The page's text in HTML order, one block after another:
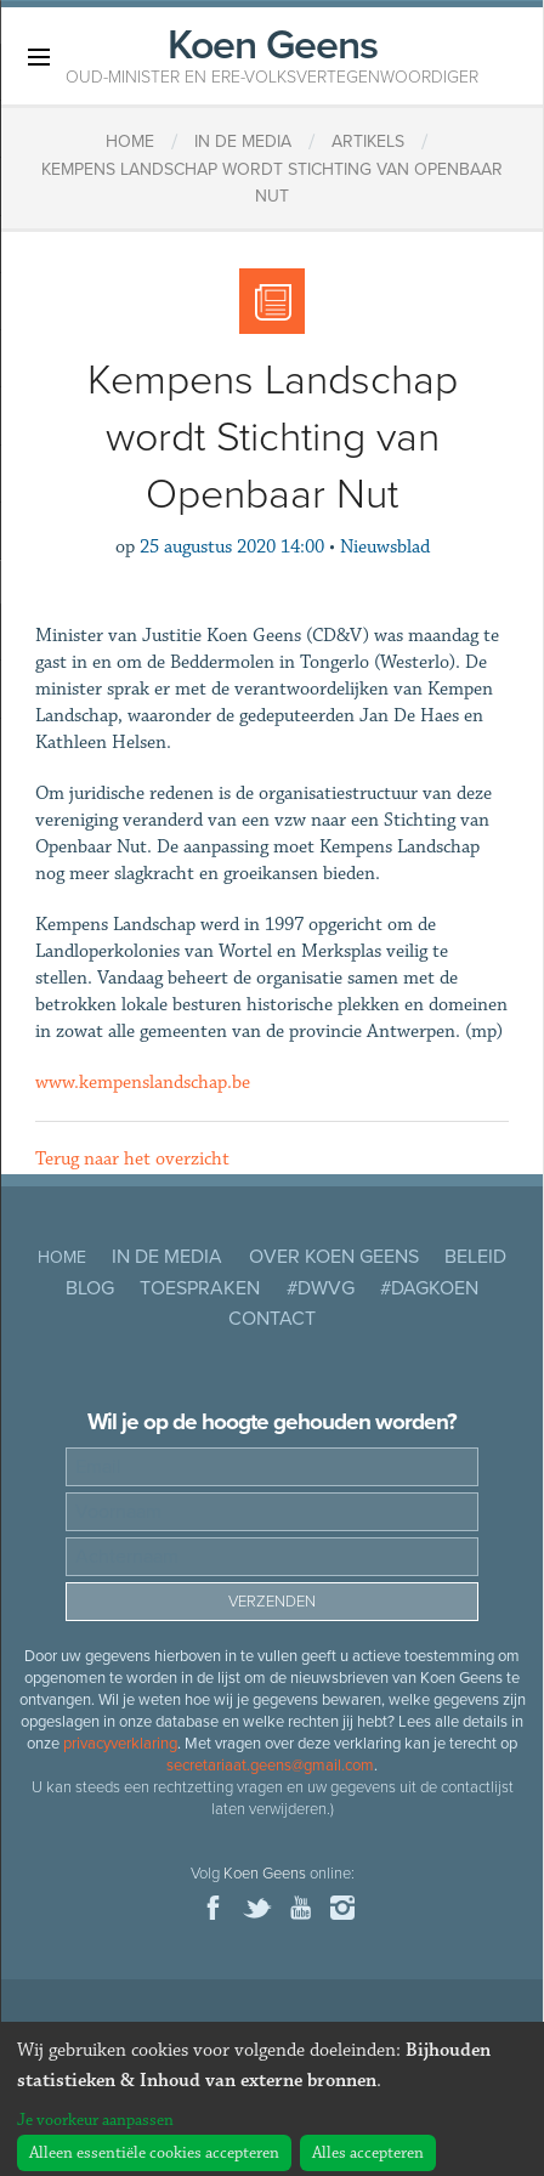
Koen Geens
OUD-MINISTER EN ERE-VOLKSVERTEGENWOORDIGER
HOME / IN DE MEDIA / ARTIKELS /
KEMPENS LANDSCHAP WORDT STICHTING VAN OPENBAAR
NUT
Kempens Landschap
wordt Stichting van
Openbaar Nut
op 25 augustus 2020 14:00 • Nieuwsblad
Minister van Justitie Koen Geens (CD&V) was maandag te
gast in en om de Beddermolen in Tongerlo (Westerlo). De
minister sprak er met de verantwoordelijken van Kempen
Landschap, waaronder de gedeputeerden Jan De Haes en
Kathleen Helsen.
Om juridische redenen is de organisatiestructuur van deze
vereniging veranderd van een vzw naar een Stichting van
Openbaar Nut. De aanpassing moet Kempens Landschap
nog meer slagkracht en groeikansen bieden.
Kempens Landschap werd in 1997 opgericht om de
Landloperkolonies van Wortel en Merksplas veilig te
stellen. Vandaag beheert de organisatie samen met de
betrokken lokale besturen historische plekken en domeinen
in zowat alle gemeenten van de provincie Antwerpen. (mp)
www.kempenslandschap.be
Terug naar het overzicht
HOME IN DE MEDIA OVER KOEN GEENS
BELEID
BLOG
TOESPRAKEN #DWVG
#DAGKOEN
CONTACT
Wil je op de hoogte gehouden worden?
Door uw gegevens hierboven in te vullen geeft u actieve toestemming om
opgenomen te worden in de lijst om de nieuwsbrieven van Koen Geens te
ontvangen. Wil je weten hoe wij je gegevens bewaren, welke gegevens zijn
opgeslagen in onze database en welke rechten jij hebt? Lees alle details in
onze privacyverklaring. Met vragen over deze verklaring kan je terecht op
secretariaat.geens@gmail.com.
U kan steeds een rechtzetting vragen en uw gegevens uit de contactlijst
laten verwijderen.)
Volg Koen Geensonline:
© 2026Oud-minister en ere-volksvertegenwoordiger Koen
· Alle rechten voorbehouden · Cookies wijzigen
Webdesign&website ontwikkelingdoor Zenjoy in Leuven
Wij gebruiken cookies voor volgende doeleinden: Bijhouden
statistieken & Inhoud van externe bronnen.
Je voorkeur aanpassen
Alleen essentiële cookies accepteren
Alles accepteren